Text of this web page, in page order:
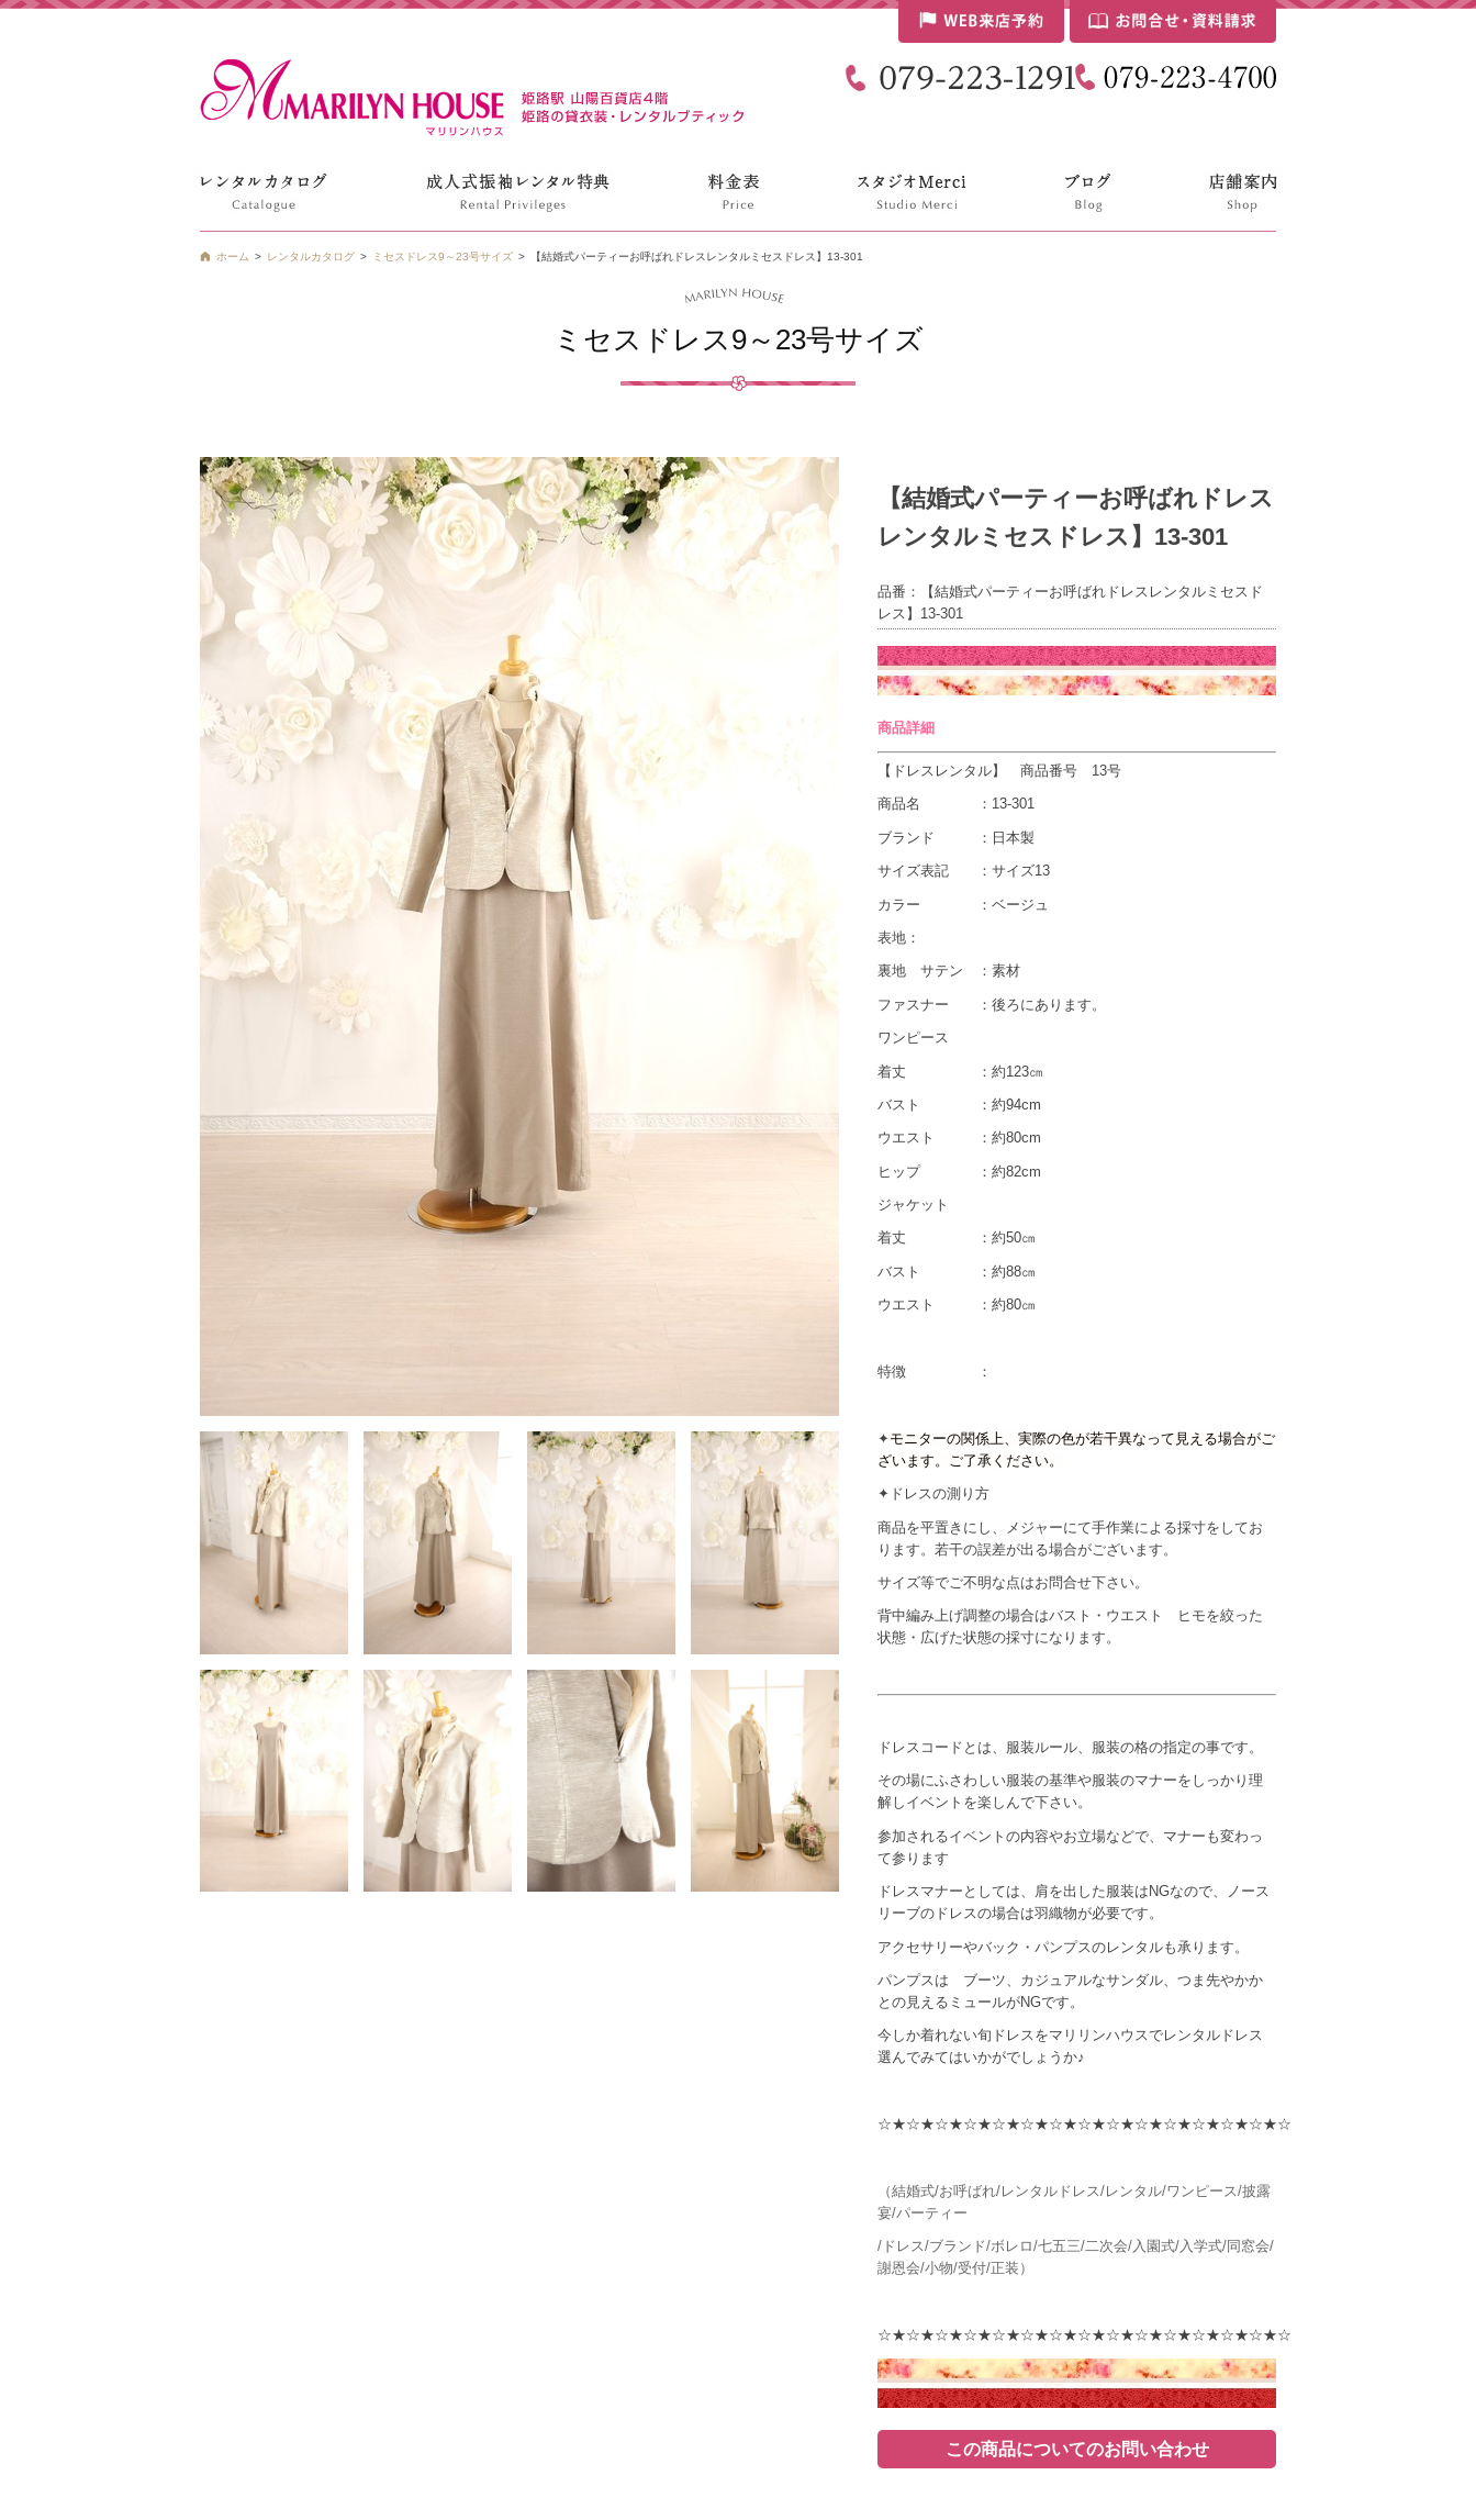
ホーム レンタルカタログ ミセスドレス9～23号サイズ 【結婚式パーティーお呼ばれドレスレンタルミセスドレス】13-301
ミセスドレス9～23号サイズ
【結婚式パーティーお呼ばれドレス
レンタルミセスドレス】13-301
品番：【結婚式パーティーお呼ばれドレスレンタルミセスド
レス】13-301
商品詳細
【ドレスレンタル】 商品番号 13号
商品名 ：13-301
ブランド ：日本製
サイズ表記 ：サイズ13
カラー ：ベージュ
表地：
裏地 サテン ：素材
ファスナー ：後ろにあります。
ワンピース
着丈 ：約123㎝
バスト ：約94cm
ウエスト ：約80cm
ヒップ ：約82cm
ジャケット
着丈 ：約50㎝
バスト ：約88㎝
ウエスト ：約80㎝
特徴 ：
✦モニターの関係上、実際の色が若干異なって見える場合がご
ざいます。ご了承ください。
✦ドレスの測り方
商品を平置きにし、メジャーにて手作業による採寸をしてお
ります。若干の誤差が出る場合がございます。
サイズ等でご不明な点はお問合せ下さい。
背中編み上げ調整の場合はバスト・ウエスト ヒモを絞った
状態・広げた状態の採寸になります。
ドレスコードとは、服装ルール、服装の格の指定の事です。
その場にふさわしい服装の基準や服装のマナーをしっかり理
解しイベントを楽しんで下さい。
参加されるイベントの内容やお立場などで、マナーも変わっ
て参ります
ドレスマナーとしては、肩を出した服装はNGなので、ノース
リーブのドレスの場合は羽織物が必要です。
アクセサリーやバック・パンプスのレンタルも承ります。
パンプスは ブーツ、カジュアルなサンダル、つま先やかか
との見えるミュールがNGです。
今しか着れない旬ドレスをマリリンハウスでレンタルドレス
選んでみてはいかがでしょうか♪
☆★☆★☆★☆★☆★☆★☆★☆★☆★☆★☆★☆★☆★☆★☆
（結婚式/お呼ばれ/レンタルドレス/レンタル/ワンピース/披露
宴/パーティー
/ドレス/ブランド/ボレロ/七五三/二次会/入園式/入学式/同窓会/
謝恩会/小物/受付/正装）
☆★☆★☆★☆★☆★☆★☆★☆★☆★☆★☆★☆★☆★☆★☆
この商品についてのお問い合わせ